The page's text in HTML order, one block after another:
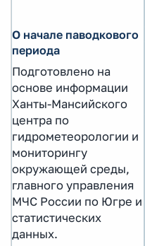
О начале паводкового
периода
Подготовлено на
основе информации
Ханты-Мансийского
центра по
гидрометеорологии и
мониторингу
окружающей среды,
главного управления
МЧС России по Югре и
статистических
данных.